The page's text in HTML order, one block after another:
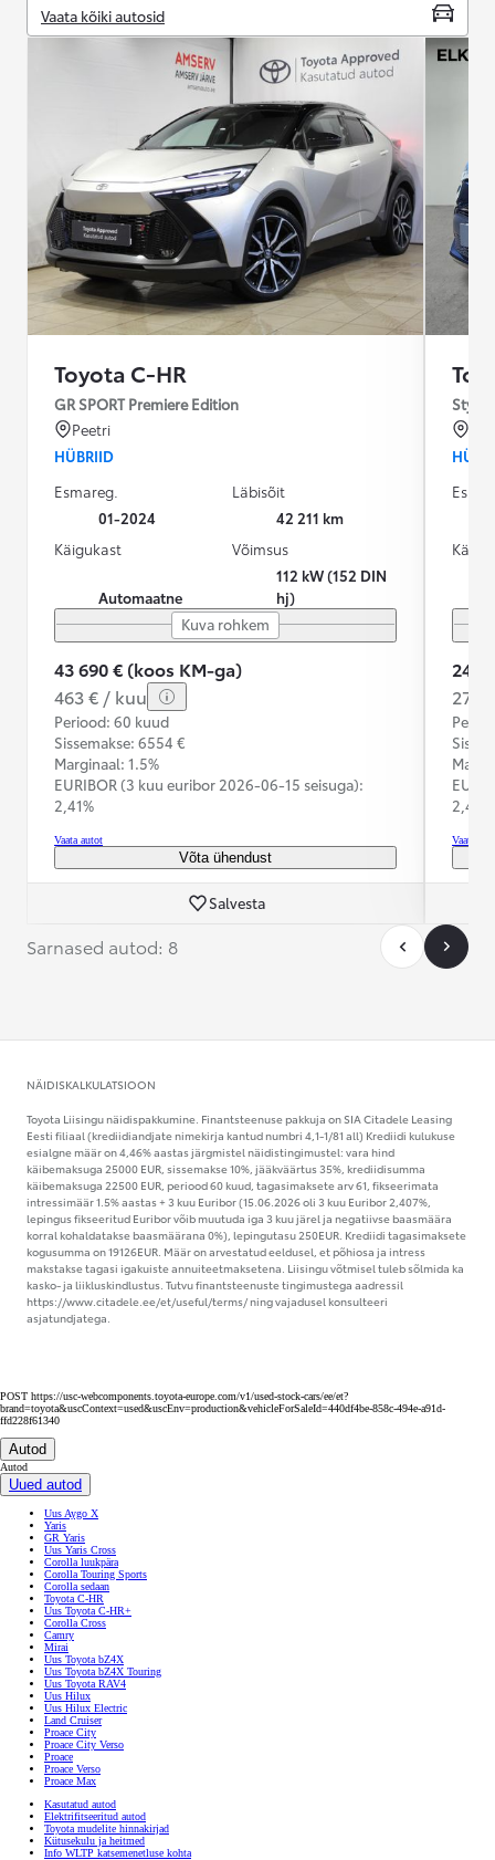
Vaata kõiki autosid
Toyota C-HR
GR SPORT Premiere Edition
Peetri
HÜBRIID
Esmareg.
01-2024
Läbisõit
42 211 km
Käigukast
Automaatne
Võimsus
112 kW (152 DIN
hj)
Kuva rohkem
43 690 € (koos KM-ga)
463 € / kuu
Periood: 60 kuud
Sissemakse: 6554 €
Marginaal: 1.5%
EURIBOR (3 kuu euribor 2026-06-15 seisuga):
2,41%
Vaata autot
Võta ühendust
Salvesta
Style
24
277
2,41%
Vaata
Sarnased autod: 8
NÄIDISKALKULATSIOON
Toyota Liisingu näidispakkumine. Finantsteenuse pakkuja on SIA Citadele Leasing
Eesti filiaal (krediidiandjate nimekirja kantud numbri 4,1-1/81 all) Krediidi kulukuse
esialgne määr on 4,46% aastas järgmistel näidistingimustel: vara hind
käibemaksuga 25000 EUR, sissemakse 10%, jääkväärtus 35%, krediidisumma
käibemaksuga 22500 EUR, periood 60 kuud, tagasimaksete arv 61, fikseerimata
intressimäär 1.5% aastas + 3 kuu Euribor (15.06.2026 oli 3 kuu Euribor 2,407%,
lepingus fikseeritud Euribor võib muutuda iga 3 kuu järel ja negatiivse baasmäära
korral kohaldatakse baasmäärana 0%), lepingutasu 250EUR. Krediidi tagasimaksete
kogusumma on 19126EUR. Määr on arvestatud eeldusel, et põhiosa ja intress
makstakse tagasi igakuiste annuiteetmaksetena. Liisingu võtmisel tuleb sõlmida ka
kasko- ja liikluskindlustus. Tutvu finantsteenuste tingimustega aadressil
https://www.citadele.ee/et/useful/terms/ ning vajadusel konsulteeri
asjatundjatega.
POST https://usc-webcomponents.toyota-europe.com/v1/used-stock-cars/ee/et?
brand=toyota&uscContext=used&uscEnv=production&vehicleForSaleId=440df4be-858c-494e-a91d-
ffd228f61340
Autod
Autod
Uued autod
Uus Aygo X
Yaris
GR Yaris
Uus Yaris Cross
Corolla luukpära
Corolla Touring Sports
Corolla sedaan
Toyota C-HR
Uus Toyota C-HR+
Corolla Cross
Camry
Mirai
Uus Toyota bZ4X
Uus Toyota bZ4X Touring
Uus Toyota RAV4
Uus Hilux
Uus Hilux Electric
Land Cruiser
Proace City
Proace City Verso
Proace
Proace Verso
Proace Max
Kasutatud autod
Elektrifitseeritud autod
Toyota mudelite hinnakirjad
Kütusekulu ja heitmed
Info WLTP katsemenetluse kohta